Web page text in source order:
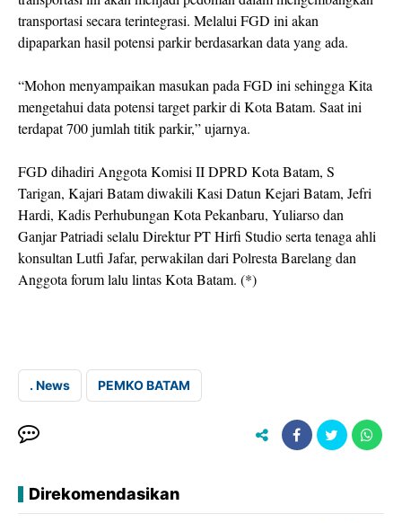
transportasi secara terintegrasi. Melalui FGD ini akan
dipaparkan hasil potensi parkir berdasarkan data yang ada.
“Mohon menyampaikan masukan pada FGD ini sehingga Kita
mengetahui data potensi target parkir di Kota Batam. Saat ini
terdapat 700 jumlah titik parkir,” ujarnya.
FGD dihadiri Anggota Komisi II DPRD Kota Batam, S
Tarigan, Kajari Batam diwakili Kasi Datun Kejari Batam, Jefri
Hardi, Kadis Perhubungan Kota Pekanbaru, Yuliarso dan
Ganjar Patriadi selalu Direktur PT Hirfi Studio serta tenaga ahli
konsultan Lutfi Jafar, perwakilan dari Polresta Barelang dan
Anggota forum lalu lintas Kota Batam. (*)
. News PEMKO BATAM
Direkomendasikan